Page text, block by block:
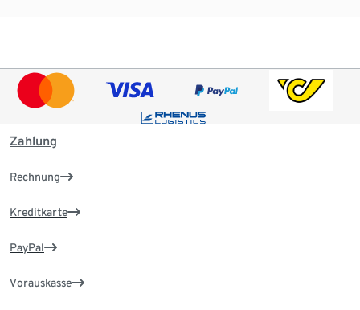
Zahlung
Rechnung
Kreditkarte
PayPal
Vorauskasse